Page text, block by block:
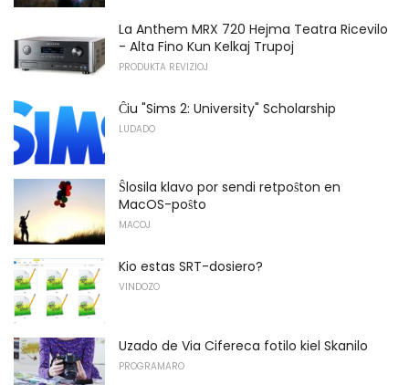
La Anthem MRX 720 Hejma Teatra Ricevilo
- Alta Fino Kun Kelkaj Trupoj
PRODUKTA REVIZIOJ
Ĉiu "Sims 2: University" Scholarship
LUDADO
Ŝlosila klavo por sendi retpoŝton en
MacOS-poŝto
MACOJ
Kio estas SRT-dosiero?
VINDOZO
Uzado de Via Cifereca fotilo kiel Skanilo
PROGRAMARO